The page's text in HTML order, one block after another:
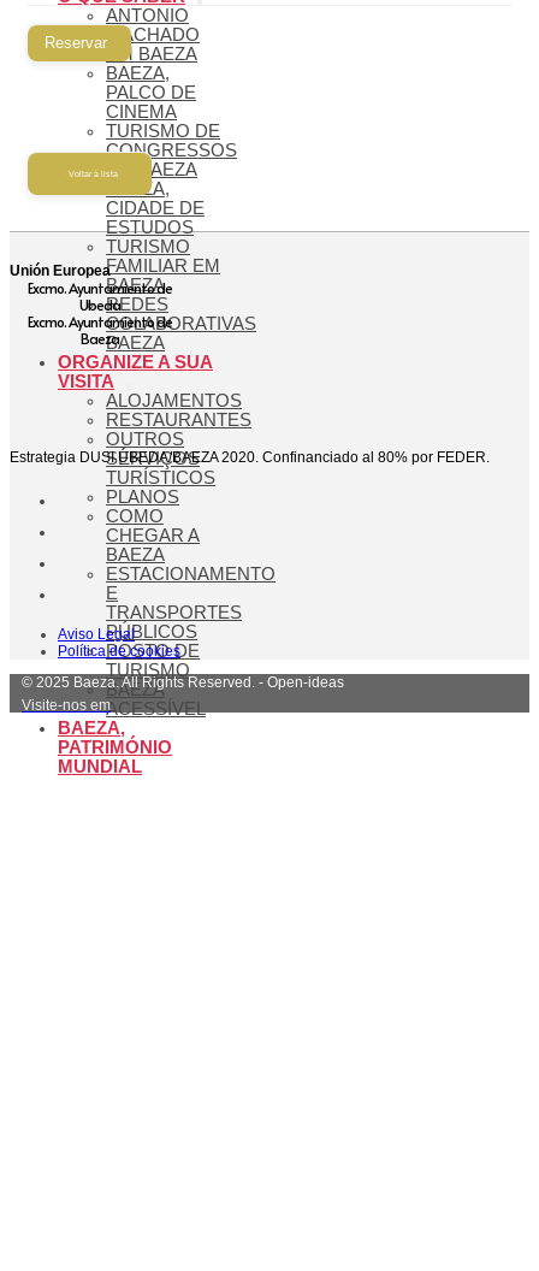
ANTONIO
MACHADO
EM BAEZA
BAEZA,
PALCO DE
CINEMA
TURISMO DE
CONGRESSOS
EM BAEZA
BAEZA,
CIDADE DE
ESTUDOS
TURISMO
FAMILIAR EM
BAEZA
REDES
COLABORATIVAS
BAEZA
ORGANIZE A SUA
VISITA
ALOJAMENTOS
RESTAURANTES
OUTROS
SERVIÇOS
TURÍSTICOS
PLANOS
COMO
CHEGAR A
BAEZA
ESTACIONAMENTO
E
TRANSPORTES
PÚBLICOS
POSTO DE
TURISMO
BAEZA
ACESSÍVEL
BAEZA,
PATRIMÓNIO
MUNDIAL
Reservar
Voltar à lista
Unión Europea
Excmo. Ayuntamiento de
Ubeda
Excmo. Ayuntamiento de
Baeza
Estrategia DUSI ÚBEDA/BAEZA 2020. Confinanciado al 80% por FEDER.
Aviso Legal
Política de cookies
© 2025 Baeza. All Rights Reserved. - Open-ideas
Visite-nos em